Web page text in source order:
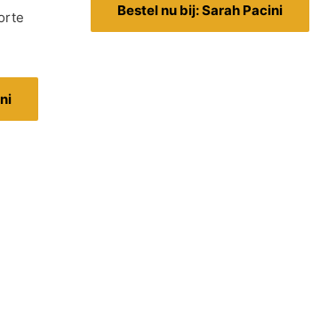
Bestel nu bij: Sarah Pacini